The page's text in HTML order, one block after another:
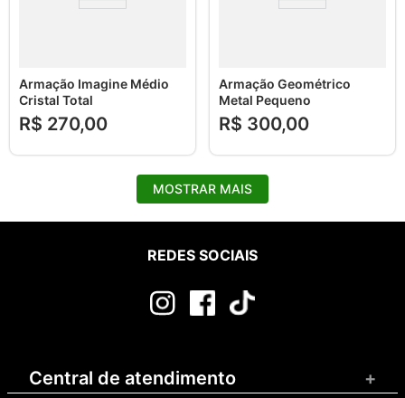
Armação Imagine Médio
Cristal Total
R$ 270,00
Armação Geométrico
Metal Pequeno
R$ 300,00
MOSTRAR MAIS
REDES SOCIAIS
Central de atendimento +